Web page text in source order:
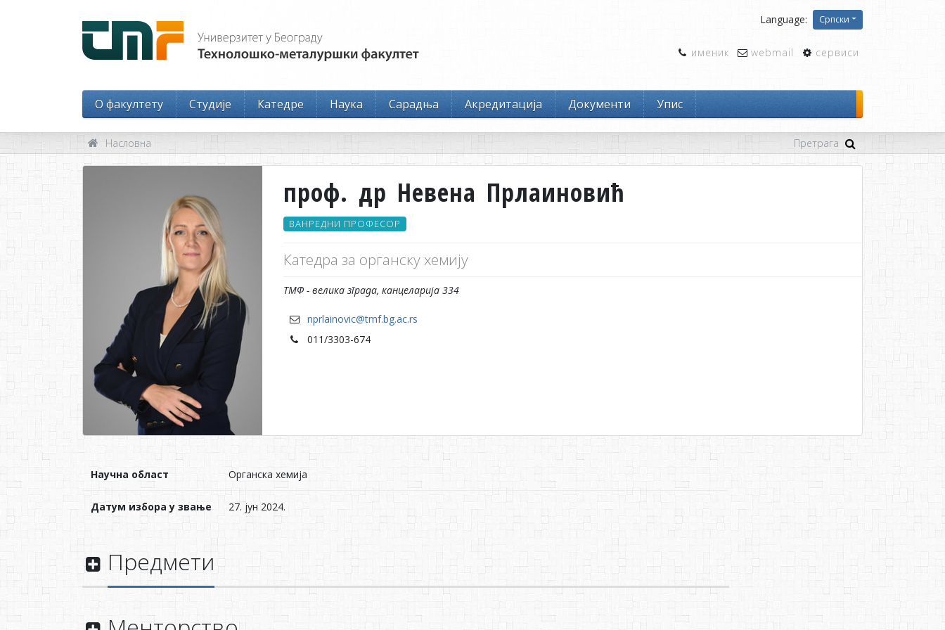
Language: Српски
именик webmail сервиси
O факултету Студије Катедре Наука Сарадња Акредитација Документи Упис
Насловна
проф. др Невена Прлаиновић
ВАНРЕДНИ ПРОФЕСОР
Катедра за органску хемију
ТМФ - велика зграда, канцеларија 334
nprlainovic@tmf.bg.ac.rs
011/3303-674
Научна област Органска хемија
Датум избора у звање 27. јун 2024.
Предмети